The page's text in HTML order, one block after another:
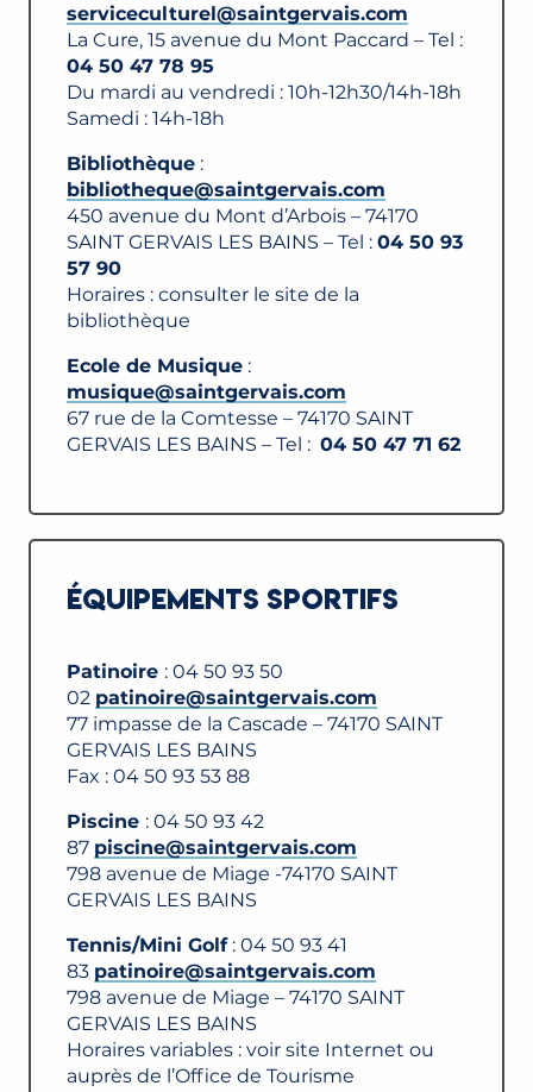
serviceculturel@saintgervais.com
La Cure, 15 avenue du Mont Paccard – Tel :
04 50 47 78 95
Du mardi au vendredi : 10h-12h30/14h-18h
Samedi : 14h-18h
Bibliothèque :
bibliotheque@saintgervais.com
450 avenue du Mont d’Arbois – 74170
SAINT GERVAIS LES BAINS – Tel : 04 50 93
57 90
Horaires : consulter le site de la
bibliothèque
Ecole de Musique :
musique@saintgervais.com
67 rue de la Comtesse – 74170 SAINT
GERVAIS LES BAINS – Tel : 04 50 47 71 62
ÉQUIPEMENTS SPORTIFS
Patinoire : 04 50 93 50
02 patinoire@saintgervais.com
77 impasse de la Cascade – 74170 SAINT
GERVAIS LES BAINS
Fax : 04 50 93 53 88
Piscine : 04 50 93 42
87 piscine@saintgervais.com
798 avenue de Miage -74170 SAINT
GERVAIS LES BAINS
Tennis/Mini Golf: 04 50 93 41
83 patinoire@saintgervais.com
798 avenue de Miage – 74170 SAINT
GERVAIS LES BAINS
Horaires variables : voir site Internet ou
auprès de l’Office de Tourisme